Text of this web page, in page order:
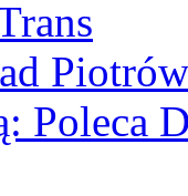
Poleca